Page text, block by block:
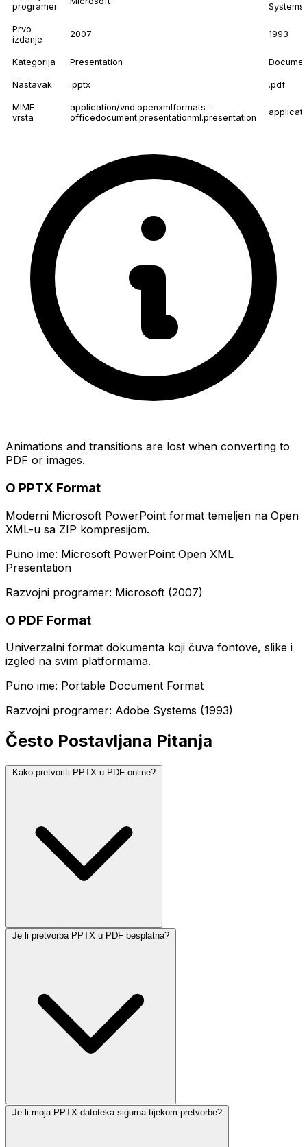
programer
Systems
Prvo
izdanje
2007 1993
Kategorija Presentation
Nastavak .pptx .pdf
MIME
vrsta
application/vnd.openxmlformats-
officedocument.presentationml.presentation
Animations and transitions are lost when converting to
PDF or images.
O PPTX Format
Moderni Microsoft PowerPoint format temeljen na Open
XML-u sa ZIP kompresijom.
Puno ime: Microsoft PowerPoint Open XML
Presentation
Razvojni programer: Microsoft (2007)
O PDF Format
Univerzalni format dokumenta koji čuva fontove, slike i
izgled na svim platformama.
Puno ime: Portable Document Format
Razvojni programer: Adobe Systems (1993)
Često Postavljana Pitanja
Kako pretvoriti PPTX u PDF online?
Je li pretvorba PPTX u PDF besplatna?
Je li moja PPTX datoteka sigurna tijekom pretvorbe?